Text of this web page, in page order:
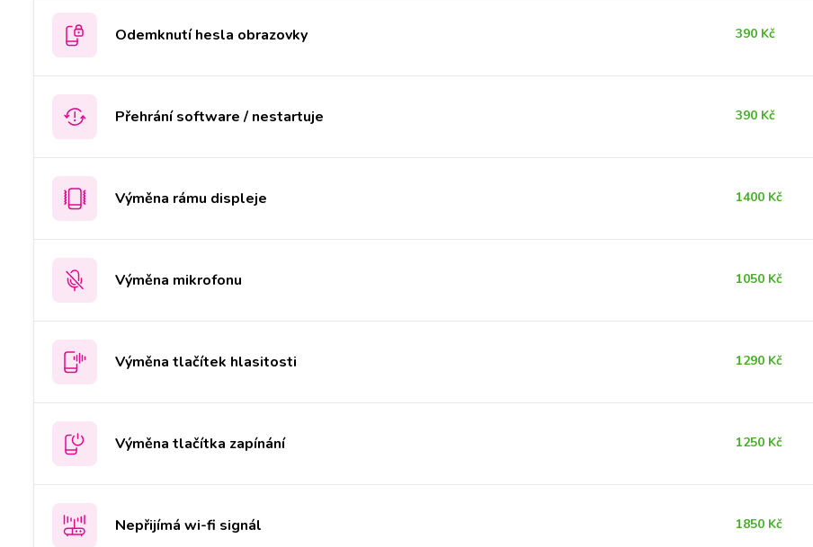
Odemknutí hesla obrazovky 390 Kč
Přehrání software / nestartuje 390 Kč
Výměna rámu displeje 1400 Kč
Výměna mikrofonu 1050 Kč
Výměna tlačítek hlasitosti 1290 Kč
Výměna tlačítka zapínání 1250 Kč
Nepřijímá wi-fi signál 1850 Kč